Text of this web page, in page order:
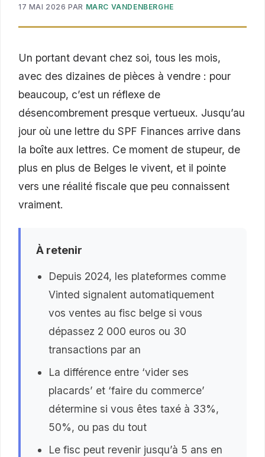
17 MAI 2026 PAR MARC VANDENBERGHE
Un portant devant chez soi, tous les mois,
avec des dizaines de pièces à vendre : pour
beaucoup, c’est un réflexe de
désencombrement presque vertueux. Jusqu’au
jour où une lettre du SPF Finances arrive dans
la boîte aux lettres. Ce moment de stupeur, de
plus en plus de Belges le vivent, et il pointe
vers une réalité fiscale que peu connaissent
vraiment.
À retenir
Depuis 2024, les plateformes comme
Vinted signalent automatiquement
vos ventes au fisc belge si vous
dépassez 2 000 euros ou 30
transactions par an
La différence entre ‘vider ses
placards’ et ‘faire du commerce’
détermine si vous êtes taxé à 33%,
50%, ou pas du tout
Le fisc peut revenir jusqu’à 5 ans en